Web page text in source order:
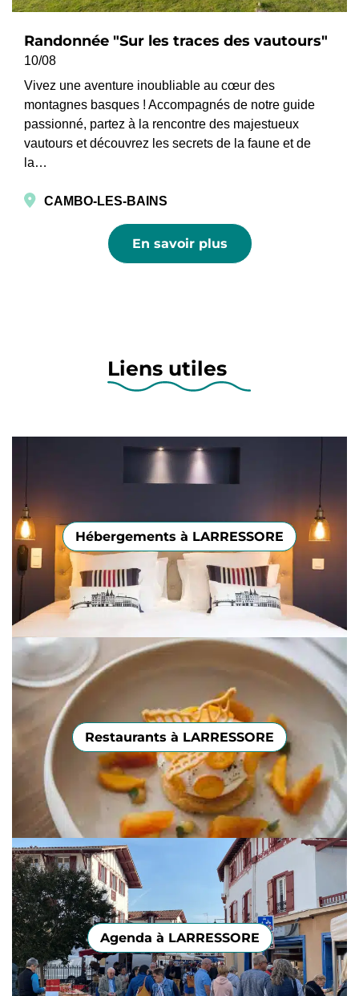
Randonnée "Sur les traces des vautours"
10/08
Vivez une aventure inoubliable au cœur des
montagnes basques ! Accompagnés de notre guide
passionné, partez à la rencontre des majestueux
vautours et découvrez les secrets de la faune et de
la…
CAMBO-LES-BAINS
En savoir plus
Liens utiles
Hébergements à LARRESSORE
Restaurants à LARRESSORE
Agenda à LARRESSORE